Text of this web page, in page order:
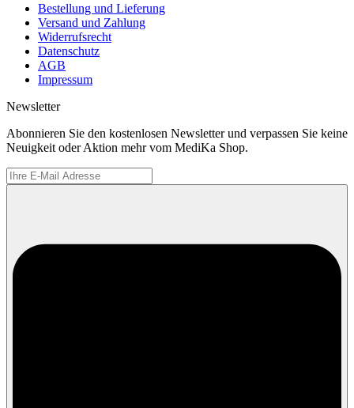
Bestellung und Lieferung
Versand und Zahlung
Widerrufsrecht
Datenschutz
AGB
Impressum
Newsletter
Abonnieren Sie den kostenlosen Newsletter und verpassen Sie keine
Neuigkeit oder Aktion mehr vom MediKa Shop.